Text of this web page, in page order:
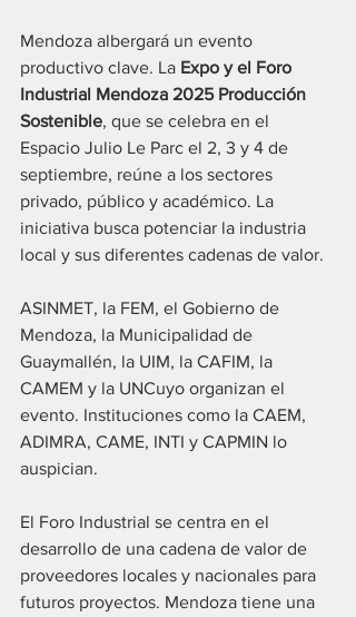
Mendoza albergará un evento
productivo clave. La Expo y el Foro
Industrial Mendoza 2025 Producción
Sostenible, que se celebra en el
Espacio Julio Le Parc el 2, 3 y 4 de
septiembre, reúne a los sectores
privado, público y académico. La
iniciativa busca potenciar la industria
local y sus diferentes cadenas de valor.
ASINMET, la FEM, el Gobierno de
Mendoza, la Municipalidad de
Guaymallén, la UIM, la CAFIM, la
CAMEM y la UNCuyo organizan el
evento. Instituciones como la CAEM,
ADIMRA, CAME, INTI y CAPMIN lo
auspician.
El Foro Industrial se centra en el
desarrollo de una cadena de valor de
proveedores locales y nacionales para
futuros proyectos. Mendoza tiene una